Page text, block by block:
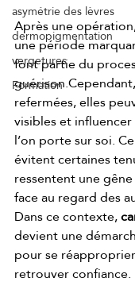
asymétrie des lèvres
dermopigmentation
vergetures
Formation
Après une
une période
font partie du
refermées, elles
visibles et
l’on porte sur soi.
évitent certaines
ressentent une
face au regard des
Dans ce contexte,
devient une
pour se
retrouver confiance.